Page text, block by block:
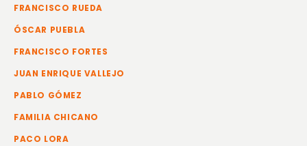
FRANCISCO RUEDA
ÓSCAR PUEBLA
FRANCISCO FORTES
JUAN ENRIQUE VALLEJO
PABLO GÓMEZ
FAMILIA CHICANO
PACO LORA